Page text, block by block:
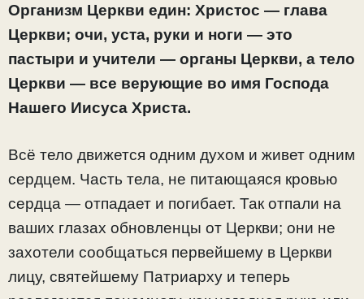
Организм Церкви един: Христос — глава
Церкви; очи, уста, руки и ноги — это
пастыри и учители — органы Церкви, а тело
Церкви — все верующие во имя Господа
Нашего Иисуса Христа.
Всё тело движется одним духом и живет одним
сердцем. Часть тела, не питающаяся кровью
сердца — отпадает и погибает. Так отпали на
ваших глазах обновленцы от Церкви; они не
захотели сообщаться первейшему в Церкви
лицу, святейшему Патриарху и теперь